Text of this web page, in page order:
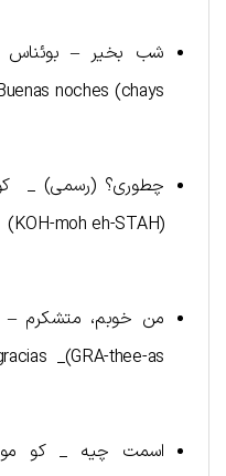
chays) Buenas noches
(KOH-moh eh-STAH)
GRA-thee-as)_ Bien, gracias